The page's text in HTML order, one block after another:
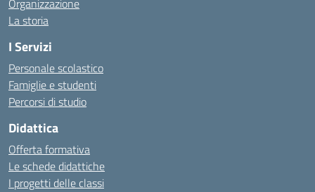
Organizzazione
La storia
I Servizi
Personale scolastico
Famiglie e studenti
Percorsi di studio
Didattica
Offerta formativa
Le schede didattiche
I progetti delle classi